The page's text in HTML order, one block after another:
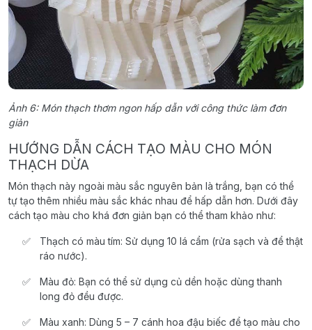
Ảnh 6: Món thạch thơm ngon hấp dẫn với công thức làm đơn
giản
HƯỚNG DẪN CÁCH TẠO MÀU CHO MÓN
THẠCH DỪA
Món thạch này ngoài màu sắc nguyên bản là trắng, bạn có thể
tự tạo thêm nhiều màu sắc khác nhau để hấp dẫn hơn. Dưới đây
cách tạo màu cho khá đơn giản bạn có thể tham khảo như:
Thạch có màu tím: Sử dụng 10 lá cẩm (rửa sạch và để thật
ráo nước).
Màu đỏ: Bạn có thể sử dụng củ dền hoặc dùng thanh
long đỏ đều được.
Màu xanh: Dùng 5 – 7 cánh hoa đậu biếc để tạo màu cho